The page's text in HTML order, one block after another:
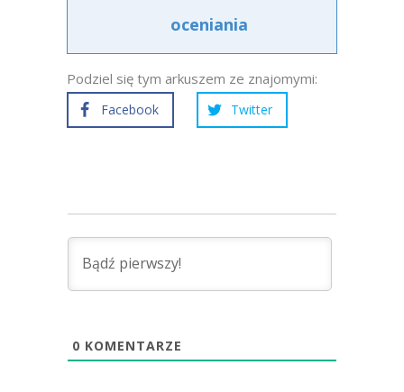
oceniania
Podziel się tym arkuszem ze znajomymi:
Facebook Twitter
0 KOMENTARZE